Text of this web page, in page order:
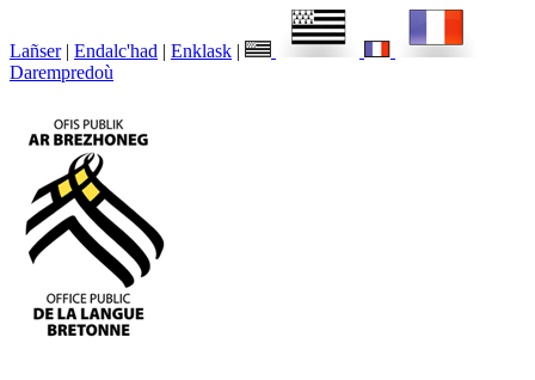
Lañser | Endalc'had | Enklask |
Darempredoù